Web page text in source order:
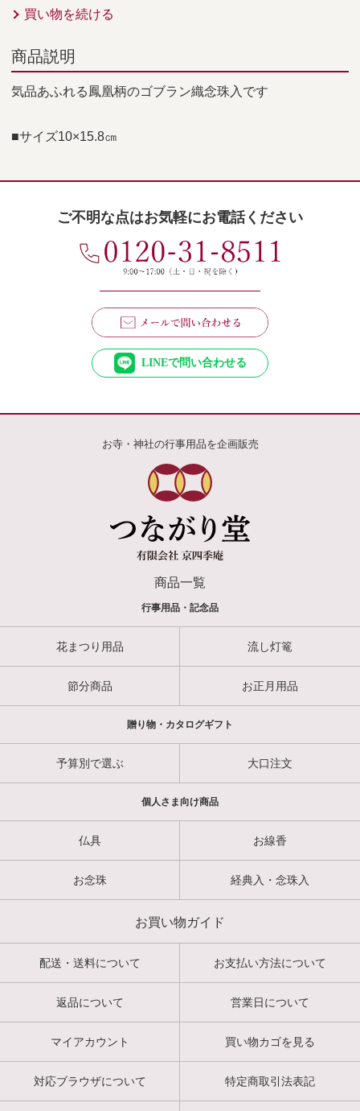
買い物を続ける
商品説明
気品あふれる鳳凰柄のゴブラン織念珠入です
■サイズ10×15.8㎝
ご不明な点はお気軽にお電話ください
LINEで問い合わせる
お寺・神社の行事用品を企画販売
商品一覧
行事用品・記念品
花まつり用品 流し灯篭
節分商品 お正月用品
贈り物・カタログギフト
予算別で選ぶ 大口注文
個人さま向け商品
仏具 お線香
お念珠 経典入・念珠入
お買い物ガイド
配送・送料について お支払い方法について
返品について 営業日について
マイアカウント 買い物カゴを見る
対応ブラウザについて 特定商取引法表記